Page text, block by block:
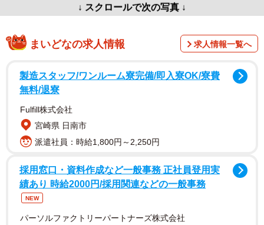
↓ スクロールで次の写真 ↓
まいどなの求人情報 求人情報一覧へ
製造スタッフ/ワンルーム寮完備/即入寮OK/寮費
無料/退寮
Fulfill株式会社
宮崎県 日南市
派遣社員：時給1,800円～2,250円
採用窓口・資料作成など一般事務 正社員登用実
績あり 時給2000円/採用関連などの一般事務
NEW
パーソルファクトリーパートナーズ株式会社